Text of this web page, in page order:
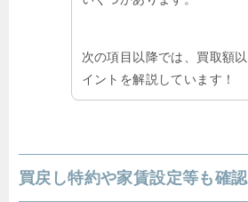
次の項目以降では、買取額
イントを解説しています！
買戻し特約や家賃設定等も確